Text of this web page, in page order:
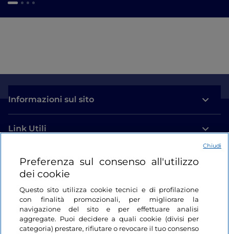
Informazioni sul sito
Link Utili
Login
Restiamo in contatto
Preferenza sul consenso all'utilizzo
dei cookie
Questo sito utilizza cookie tecnici e di profilazione
con finalità promozionali, per migliorare la
navigazione del sito e per effettuare analisi
aggregate. Puoi decidere a quali cookie (divisi per
categoria) prestare, rifiutare o revocare il tuo consenso
Chiudi